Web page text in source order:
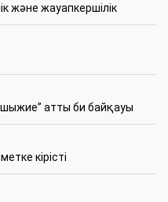
және жауапкершілік
атты би байқауы
кірісті